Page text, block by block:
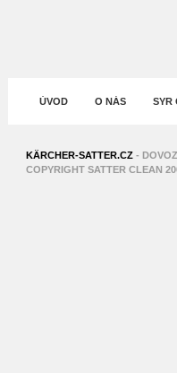
ÚVOD O NÁS SYR
SHAHWA
KÄRCHER-SATTER.CZ- DOVOZ
COPYRIGHT SATTER CLEAN